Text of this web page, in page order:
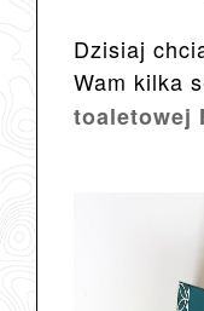
Dzisiaj
Wam kilka
toaletowej